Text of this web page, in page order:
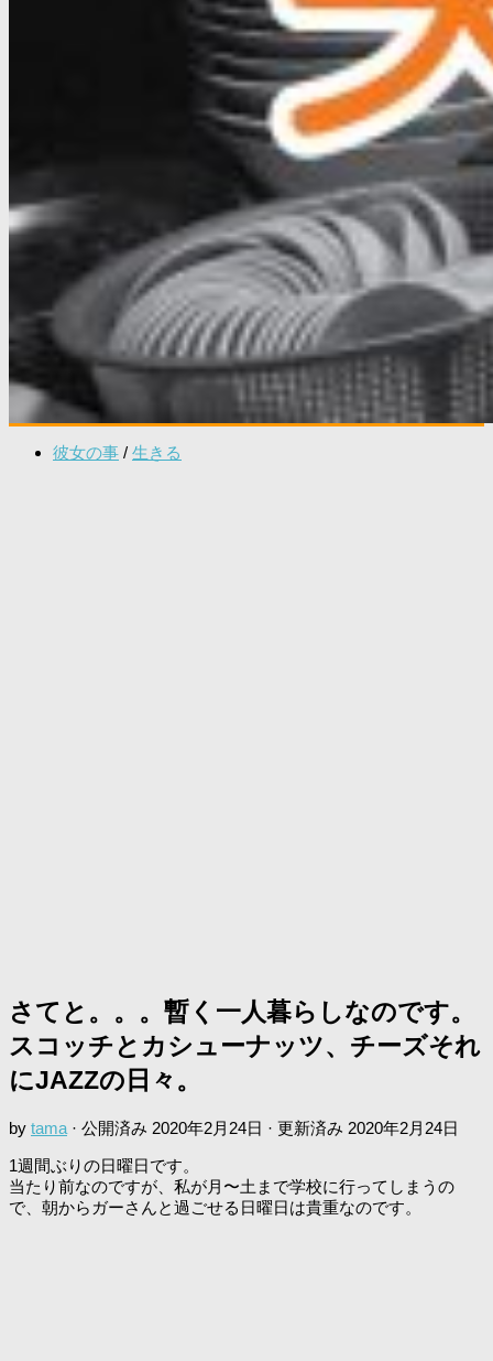
彼女の事 / 生きる
さてと。。。暫く一人暮らしなのです。
スコッチとカシューナッツ、チーズそれ
にJAZZの日々。
by tama · 公開済み 2020年2月24日 · 更新済み 2020年2月24日
1週間ぶりの日曜日です。
当たり前なのですが、私が月〜土まで学校に行ってしまうの
で、朝からガーさんと過ごせる日曜日は貴重なのです。